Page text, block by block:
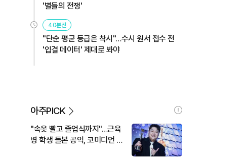
'별들의 전쟁'
40분전
"단순 평균 등급은 착시"…수시 원서 접수 전
'입결 데이터' 제대로 봐야
아주PICK
"속옷 빨고 졸업식까지"…근육
병 학생 돌본 공익, 코미디언 김